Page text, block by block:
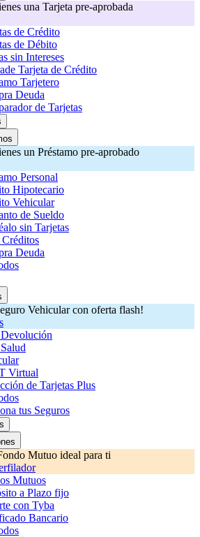
una Tarjeta pre-aprobada
de Crédito
de Débito
sin Intereses
Tarjeta de Crédito
Tarjetero
Deuda
de Tarjetas
un Préstamo pre-aprobado
Personal
Hipotecario
Vehicular
de Sueldo
sin Tarjetas
Créditos
Deuda
Vehicular con oferta flash!
Virtual
de Tarjetas Plus
tus Seguros
Mutuo ideal para ti
Mutuos
a Plazo fijo
con Tyba
Bancario